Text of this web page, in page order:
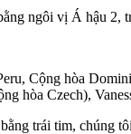
ngôi vị Á hậu 2,
Cộng hòa
hòa Czech),
trái tim, chúng